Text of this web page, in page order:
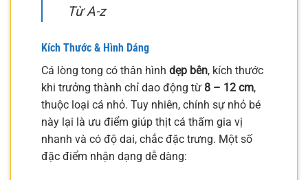
Từ A-z
Kích Thước & Hình Dáng
Cá lòng tong có thân hình dẹp bên, kích thước
khi trưởng thành chỉ dao động từ 8 – 12 cm,
thuộc loại cá nhỏ. Tuy nhiên, chính sự nhỏ bé
này lại là ưu điểm giúp thịt cá thấm gia vị
nhanh và có độ dai, chắc đặc trưng. Một số
đặc điểm nhận dạng dễ dàng: